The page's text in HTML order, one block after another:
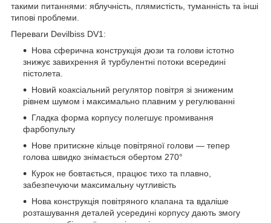
такими питаннями: яблучність, плямистість, туманність та інші
типові проблеми.
Переваги Devilbiss DV1:
Нова сферична конструкція дюзи та голови істотно
знижує завихрення й турбулентні потоки всередині
пістолета.
Новий коаксіальний регулятор повітря зі зниженим
рівнем шумом і максимально плавним у регулюванні
Гладка форма корпусу полегшує промивання
фарбопульту
Нове притискне кільце повітряної голови — тепер
голова швидко знімається обертом 270°
Курок не бовтається, працює тихо та плавно,
забезпечуючи максимальну чутливість
Нова конструкція повітряного клапана та вдаліше
розташування деталей усередині корпусу дають змогу